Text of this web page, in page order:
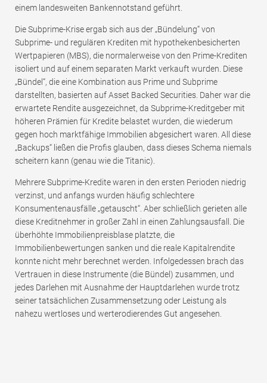
einem landesweiten Bankennotstand geführt.
Die Subprime-Krise ergab sich aus der „Bündelung“ von
Subprime- und regulären Krediten mit hypothekenbesicherten
Wertpapieren (MBS), die normalerweise von den Prime-Krediten
isoliert und auf einem separaten Markt verkauft wurden. Diese
„Bündel“, die eine Kombination aus Prime und Subprime
darstellten, basierten auf Asset Backed Securities. Daher war die
erwartete Rendite ausgezeichnet, da Subprime-Kreditgeber mit
höheren Prämien für Kredite belastet wurden, die wiederum
gegen hoch marktfähige Immobilien abgesichert waren. All diese
„Backups“ ließen die Profis glauben, dass dieses Schema niemals
scheitern kann (genau wie die Titanic).
Mehrere Subprime-Kredite waren in den ersten Perioden niedrig
verzinst, und anfangs wurden häufig schlechtere
Konsumentenausfälle „getauscht“. Aber schließlich gerieten alle
diese Kreditnehmer in großer Zahl in einen Zahlungsausfall. Die
überhöhte Immobilienpreisblase platzte, die
Immobilienbewertungen sanken und die reale Kapitalrendite
konnte nicht mehr berechnet werden. Infolgedessen brach das
Vertrauen in diese Instrumente (die Bündel) zusammen, und
jedes Darlehen mit Ausnahme der Hauptdarlehen wurde trotz
seiner tatsächlichen Zusammensetzung oder Leistung als
nahezu wertloses und werterodierendes Gut angesehen.